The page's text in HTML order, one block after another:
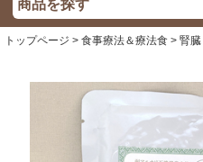
トップページ > 食事療法＆療法食 > 腎臓